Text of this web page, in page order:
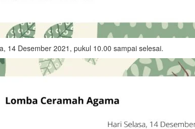
14 Desember 2021, pukul 10.00 sampai selesai.